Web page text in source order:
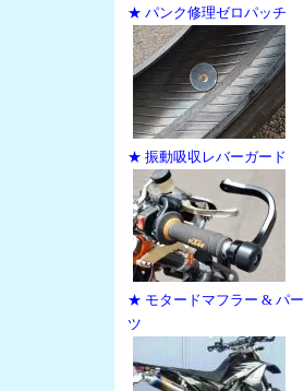
★ パンク修理ゼロパッチ
★ 振動吸収レバーガード
★ モタードマフラー & パー
ツ